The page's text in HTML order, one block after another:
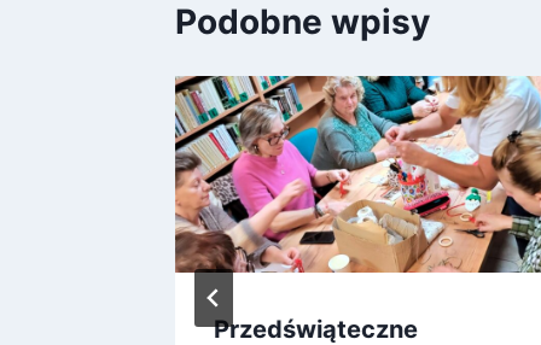
Podobne wpisy
Przedświąteczne